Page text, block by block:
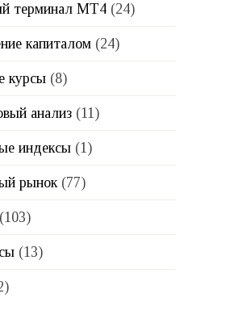
терминал МТ4 (24)
капиталом (24)
курсы (8)
анализ (11)
индексы (1)
рынок(77)
(103)
(13)